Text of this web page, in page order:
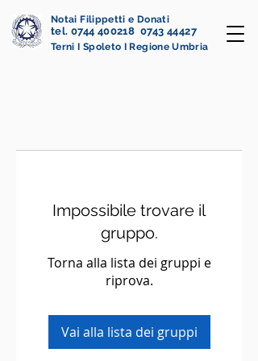
Notai Filippetti e Donati
tel. 0744 400218 0743 44427
Terni I Spoleto I Regione Umbria
Impossibile trovare il
gruppo.
Torna alla lista dei gruppi e
riprova.
Vai alla lista dei gruppi